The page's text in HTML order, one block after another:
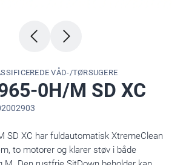
VÅD-/TØRSUGERE
0H/M SD XC
SD XC har fuldautomatisk XtremeClean
to motorer og klarer støv i både